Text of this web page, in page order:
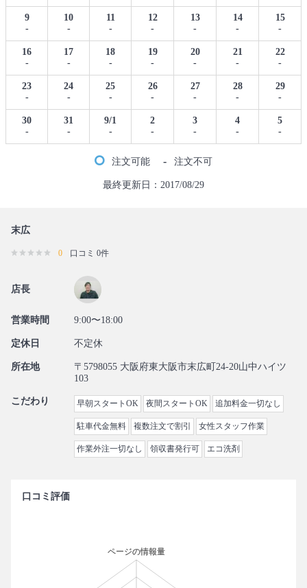
9
-
10
-
11
-
12
-
13
-
14
-
15
-
16
-
17
-
18
-
19
-
20
-
21
-
22
-
23
-
24
-
25
-
26
-
27
-
28
-
29
-
30
-
31
-
9/1
-
2
-
3
-
4
-
5
-
注文可能 - 注文不可
最終更新日：2017/08/29
末広
0 口コミ 0件
店長
営業時間 9:00〜18:00
定休日 不定休
所在地
〒5798055 大阪府東大阪市末広町24-20山中ハイツ
103
こだわり 早朝スタートOK 夜間スタートOK 追加料金一切なし
駐車代金無料 複数注文で割引 女性スタッフ作業
作業外注一切なし 領収書発行可 エコ洗剤
口コミ評価